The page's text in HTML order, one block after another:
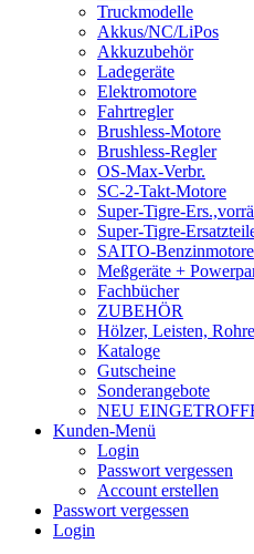
Truckmodelle
Akkus/NC/LiPos
Akkuzubehör
Ladegeräte
Elektromotore
Fahrtregler
Brushless-Motore
Brushless-Regler
OS-Max-Verbr.
SC-2-Takt-Motore
Super-Tigre-
Super-Tigre-
SAITO-Benzinmotore
Meßgeräte +
Fachbücher
ZUBEHÖR
Hölzer, Leisten, Rohre
Kataloge
Gutscheine
Sonderangebote
NEU
Kunden-Menü
Login
Passwort vergessen
Account erstellen
Passwort vergessen
Login